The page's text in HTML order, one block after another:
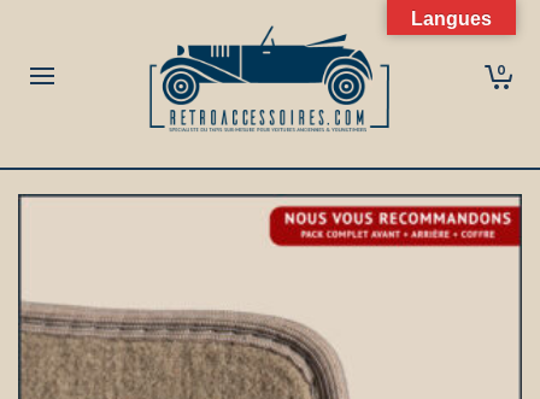
0
Langues